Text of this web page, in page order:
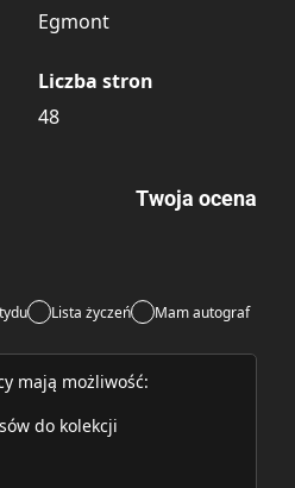
Egmont
Liczba stron
48
Twoja ocena
Lista życzeń Mam autograf
mają możliwość:
do kolekcji